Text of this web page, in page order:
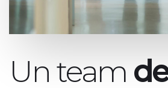
Un team